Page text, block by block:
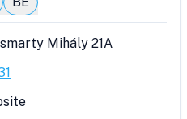
Mihály 21A